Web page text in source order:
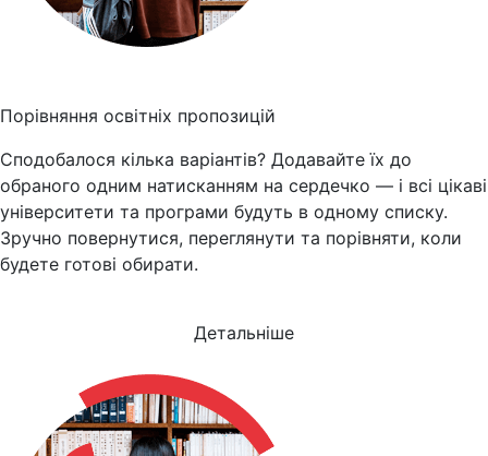
Порівняння освітніх пропозицій
Сподобалося кілька варіантів? Додавайте їх до
обраного одним натисканням на сердечко — і всі цікаві
університети та програми будуть в одному списку.
Зручно повернутися, переглянути та порівняти, коли
будете готові обирати.
Детальніше